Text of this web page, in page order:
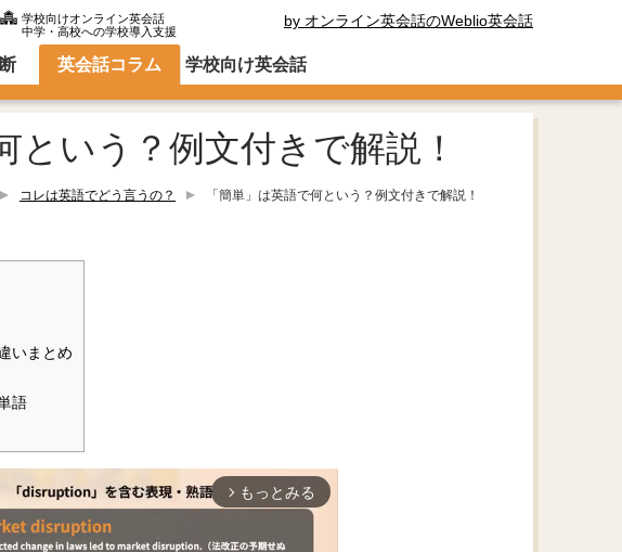
学校向けオンライン英会話
中学・高校への学校導入支援
by オンライン英会話のWeblio英会話
英会話コラム 学校向け英会話
という？例文付きで解説！
コレは英語でどう言うの？ 「簡単」は英語で何という？例文付きで解説！
いまとめ
語
arrow_forward_ios もっとみる